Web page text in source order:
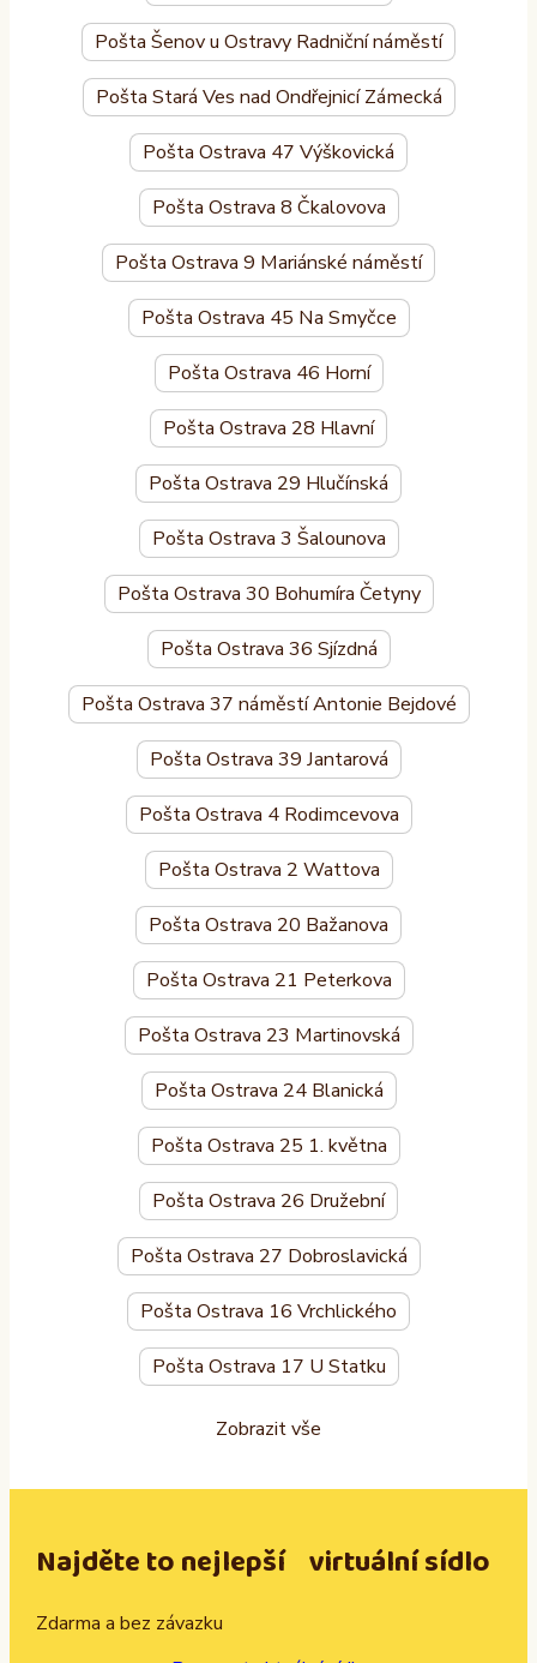
Pošta Šenov u Ostravy Radniční náměstí
Pošta Stará Ves nad Ondřejnicí Zámecká
Pošta Ostrava 47 Výškovická
Pošta Ostrava 8 Čkalovova
Pošta Ostrava 9 Mariánské náměstí
Pošta Ostrava 45 Na Smyčce
Pošta Ostrava 46 Horní
Pošta Ostrava 28 Hlavní
Pošta Ostrava 29 Hlučínská
Pošta Ostrava 3 Šalounova
Pošta Ostrava 30 Bohumíra Četyny
Pošta Ostrava 36 Sjízdná
Pošta Ostrava 37 náměstí Antonie Bejdové
Pošta Ostrava 39 Jantarová
Pošta Ostrava 4 Rodimcevova
Pošta Ostrava 2 Wattova
Pošta Ostrava 20 Bažanova
Pošta Ostrava 21 Peterkova
Pošta Ostrava 23 Martinovská
Pošta Ostrava 24 Blanická
Pošta Ostrava 25 1. května
Pošta Ostrava 26 Družební
Pošta Ostrava 27 Dobroslavická
Pošta Ostrava 16 Vrchlického
Pošta Ostrava 17 U Statku
Zobrazit vše
Najděte to nejlepší virtuální sídlo
Zdarma a bez závazku